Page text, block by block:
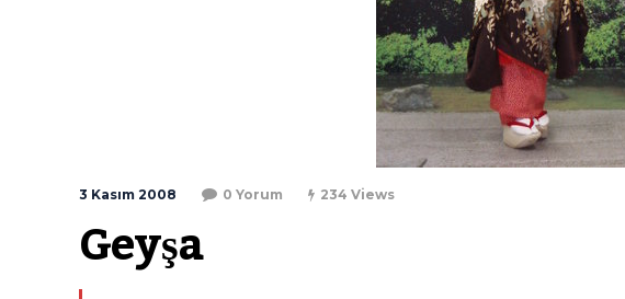
3 Kasım 2008 0 Yorum 234 Views
Geyşa